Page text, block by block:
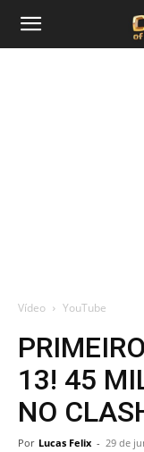
Vídeo YouTube
13! 45
NO
Por Lucas Felix - 29 de